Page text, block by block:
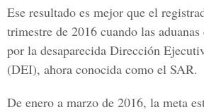
Ese resultado es mejor que el
trimestre de 2016 cuando las
por la desaparecida Dirección
(DEI), ahora conocida como el SAR.
De enero a marzo de 2016, la meta